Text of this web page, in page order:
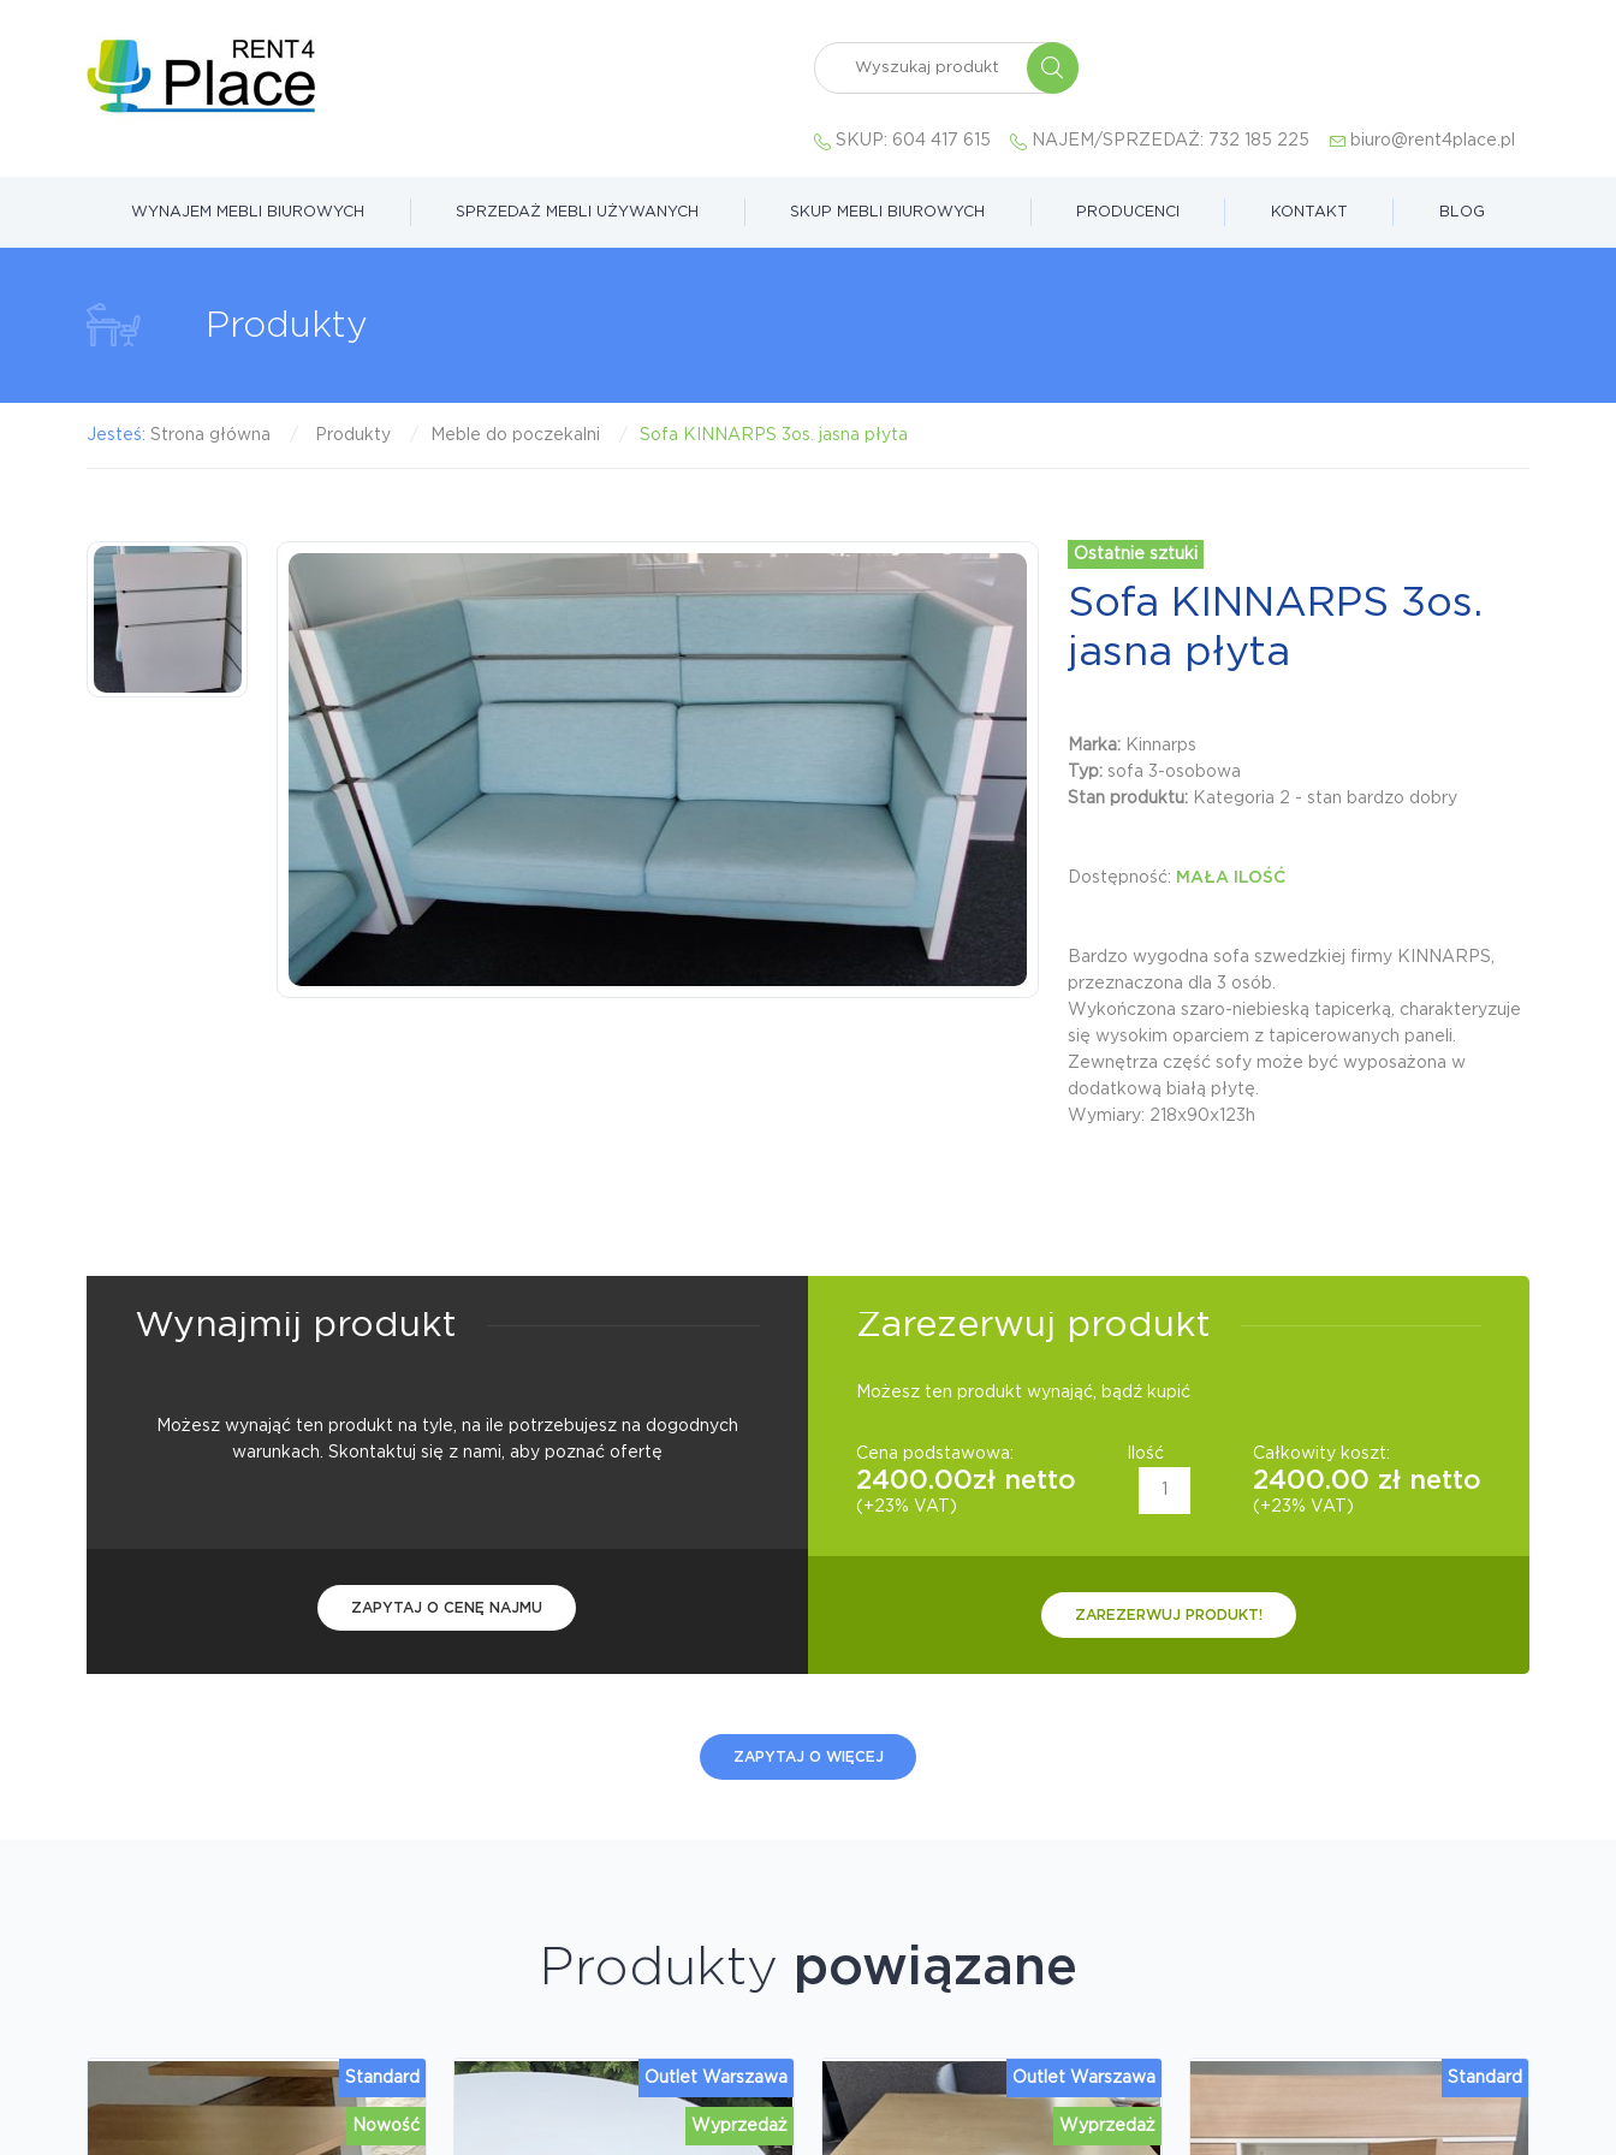
SKUP: 604 417 615 NAJEM/SPRZEDAŻ: 732 185 225 biuro@rent4place.pl
WYNAJEM MEBLI BIUROWYCH SPRZEDAŻ MEBLI UŻYWANYCH SKUP MEBLI BIUROWYCH PRODUCENCI KONTAKT BLOG
Produkty
Jesteś: Strona główna Produkty Meble do poczekalni Sofa KINNARPS 3os. jasna płyta
Ostatnie sztuki
Sofa KINNARPS 3os.
jasna płyta
Marka: Kinnarps
Typ:sofa 3-osobowa
Stan produktu: Kategoria 2 - stan bardzo dobry
Dostępność: MAŁA ILOŚĆ
Bardzo wygodna sofa szwedzkiej firmy KINNARPS,
przeznaczona dla 3 osób.
Wykończona szaro-niebieską tapicerką, charakteryzuje
się wysokim oparciem z tapicerowanych paneli.
Zewnętrza część sofy może być wyposażona w
dodatkową białą płytę.
Wymiary: 218x90x123h
Wynajmij produkt
Możesz wynająć ten produkt na tyle, na ile potrzebujesz na dogodnych
warunkach. Skontaktuj się z nami, aby poznać ofertę
ZAPYTAJ O CENĘ NAJMU
Zarezerwuj produkt
Możesz ten produkt wynająć, bądź kupić
Cena podstawowa:
2400.00zł netto
(+23% VAT)
Ilość Całkowity koszt:
2400.00 zł netto
(+23% VAT)
ZAREZERWUJ PRODUKT!
ZAPYTAJ O WIĘCEJ
Produkty powiązane
Nowość
Standard
Wyprzedaż
Outlet Warszawa
Wyprzedaż
Outlet Warszawa Standard